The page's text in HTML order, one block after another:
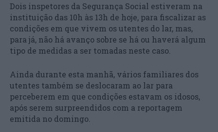
Dois inspetores da Segurança Social estiveram na
instituição das 10h às 13h de hoje, para fiscalizar as
condições em que vivem os utentes do lar, mas,
para já, não há avanço sobre se há ou haverá algum
tipo de medidas a ser tomadas neste caso.
Ainda durante esta manhã, vários familiares dos
utentes também se deslocaram ao lar para
perceberem em que condições estavam os idosos,
após serem surpreendidos com a reportagem
emitida no domingo.